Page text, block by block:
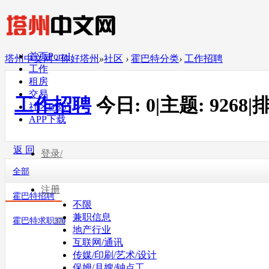
首页Portal
工作
租房
交易
社区BBS
APP下载
登录/
注册
塔州中文网 - 你好塔州 »社区 › 霍巴特分类› 工作招聘
工作招聘 今日: 0|主题: 9268|
返 回
全部
霍巴特招聘
霍巴特求职370
不限
兼职信息
地产行业
互联网/通讯
传媒/印刷/艺术/设计